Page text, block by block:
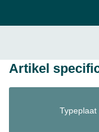
Artikel
Typeplaat